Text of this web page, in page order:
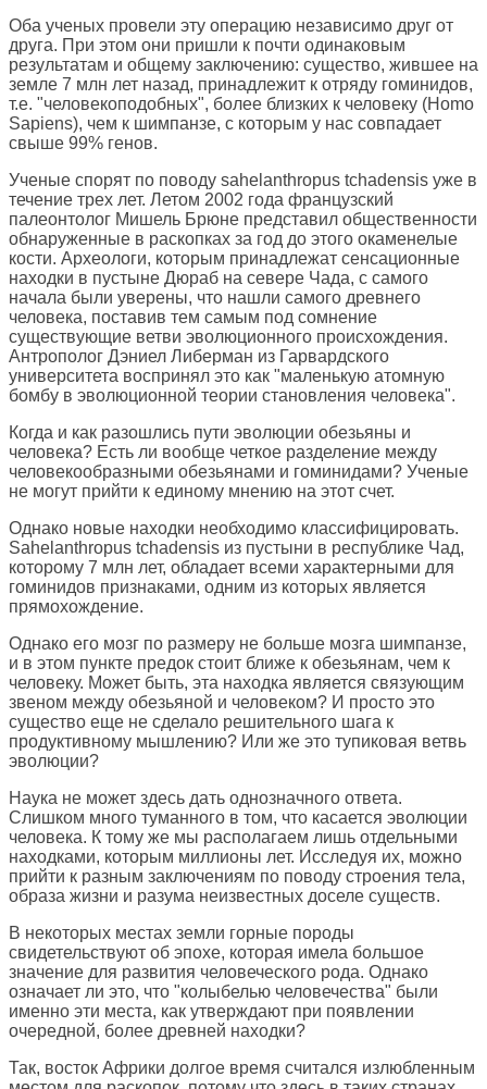
Оба ученых провели эту операцию независимо друг от
друга. При этом они пришли к почти одинаковым
результатам и общему заключению: существо, жившее на
земле 7 млн лет назад, принадлежит к отряду гоминидов,
т.е. "человекоподобных", более близких к человеку (Homo
Sapiens), чем к шимпанзе, с которым у нас совпадает
свыше 99% генов.
Ученые спорят по поводу sahelanthropus tchadensis уже в
течение трех лет. Летом 2002 года французский
палеонтолог Мишель Брюне представил общественности
обнаруженные в раскопках за год до этого окаменелые
кости. Археологи, которым принадлежат сенсационные
находки в пустыне Дюраб на севере Чада, с самого
начала были уверены, что нашли самого древнего
человека, поставив тем самым под сомнение
существующие ветви эволюционного происхождения.
Антрополог Дэниел Либерман из Гарвардского
университета воспринял это как "маленькую атомную
бомбу в эволюционной теории становления человека".
Когда и как разошлись пути эволюции обезьяны и
человека? Есть ли вообще четкое разделение между
человекообразными обезьянами и гоминидами? Ученые
не могут прийти к единому мнению на этот счет.
Однако новые находки необходимо классифицировать.
Sahelanthropus tchadensis из пустыни в республике Чад,
которому 7 млн лет, обладает всеми характерными для
гоминидов признаками, одним из которых является
прямохождение.
Однако его мозг по размеру не больше мозга шимпанзе,
и в этом пункте предок стоит ближе к обезьянам, чем к
человеку. Может быть, эта находка является связующим
звеном между обезьяной и человеком? И просто это
существо еще не сделало решительного шага к
продуктивному мышлению? Или же это тупиковая ветвь
эволюции?
Наука не может здесь дать однозначного ответа.
Слишком много туманного в том, что касается эволюции
человека. К тому же мы располагаем лишь отдельными
находками, которым миллионы лет. Исследуя их, можно
прийти к разным заключениям по поводу строения тела,
образа жизни и разума неизвестных доселе существ.
В некоторых местах земли горные породы
свидетельствуют об эпохе, которая имела большое
значение для развития человеческого рода. Однако
означает ли это, что "колыбелью человечества" были
именно эти места, как утверждают при появлении
очередной, более древней находки?
Так, восток Африки долгое время считался излюбленным